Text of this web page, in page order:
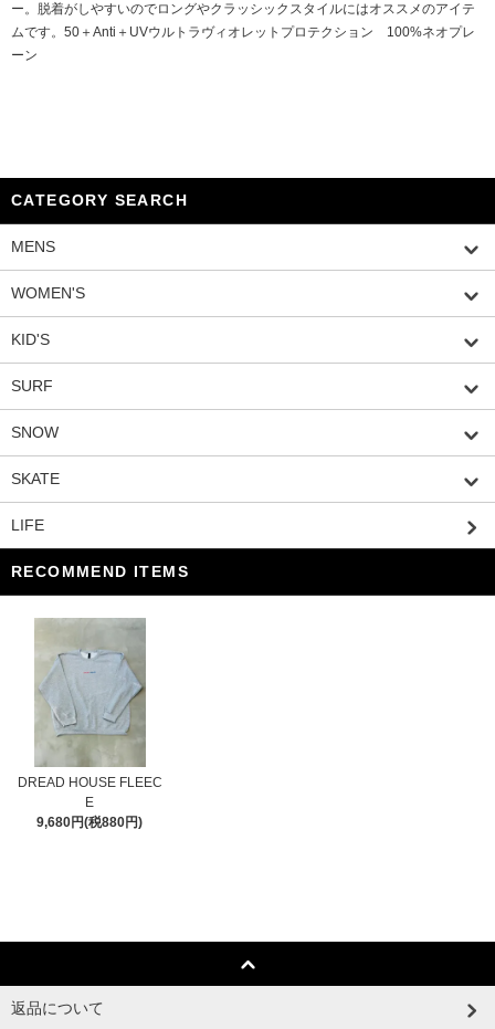
ー。脱着がしやすいのでロングやクラッシックスタイルにはオススメのアイテ
ムです。50＋Anti＋UVウルトラヴィオレットプロテクション 100%ネオプレ
ーン
CATEGORY SEARCH
MENS
WOMEN'S
KID'S
SURF
SNOW
SKATE
LIFE
RECOMMEND ITEMS
DREAD HOUSE FLEEC
E
9,680円(税880円)
返品について